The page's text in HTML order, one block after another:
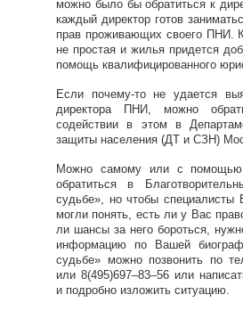
можно было бы обратиться к
каждый директор готов
прав проживающих своего ПНИ.
не простая и жилья придется
помощь квалифицированного
Если почему-то не удается
директора ПНИ, можно
содействии в этом в
защиты населения (ДТ и СЗН)
Можно самому или с помощью
обратиться в
судьбе», но чтобы
могли понять, есть ли у Вас
ли шансы за него бороться,
информацию по Вашей
судьбе» можно позвонить по
или 8(495)697–83–56 или
и подробно изложить ситуацию.